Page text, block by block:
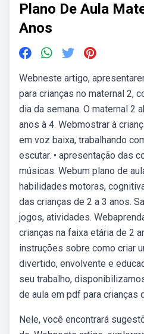
Plano De Aula
Anos
Webneste artigo,
para crianças no maternal 2,
dia da semana. O maternal 2
anos à 4. Webmostrar à
em voz baixa, trabalhando
escutar. • apresentação das
músicas. Webum plano de
habilidades motoras,
das crianças de 2 a 3 anos.
jogos, atividades.
crianças na faixa etária de 2
instruções sobre como criar
divertido, envolvente e
seu trabalho,
de aula em pdf para crianças
Nele, você encontrará